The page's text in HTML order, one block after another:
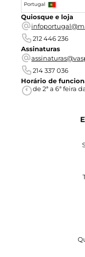
Portugal
Quiosque e loja
212 446 236
Assinaturas
214 337 036
Horário de
de 2ª a 6ª feira